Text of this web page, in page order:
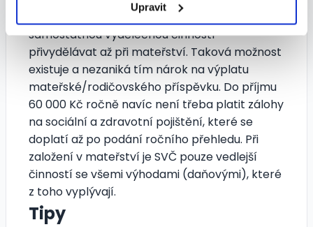
Upravit
Trochu jiné to je pro osoby, které si rozhodly
samostatnou výdělečnou činností
přivydělávat až při mateřství. Taková možnost
existuje a nezaniká tím nárok na výplatu
mateřské/rodičovského příspěvku. Do příjmu
60 000 Kč ročně navíc není třeba platit zálohy
na sociální a zdravotní pojištění, které se
doplatí až po podání ročního přehledu. Při
založení v mateřství je SVČ pouze vedlejší
činností se všemi výhodami (daňovými), které
z toho vyplývají.
Tipy